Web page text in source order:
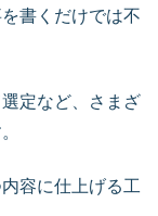
書くだけでは不
定など、さまざ
容に仕上げる工